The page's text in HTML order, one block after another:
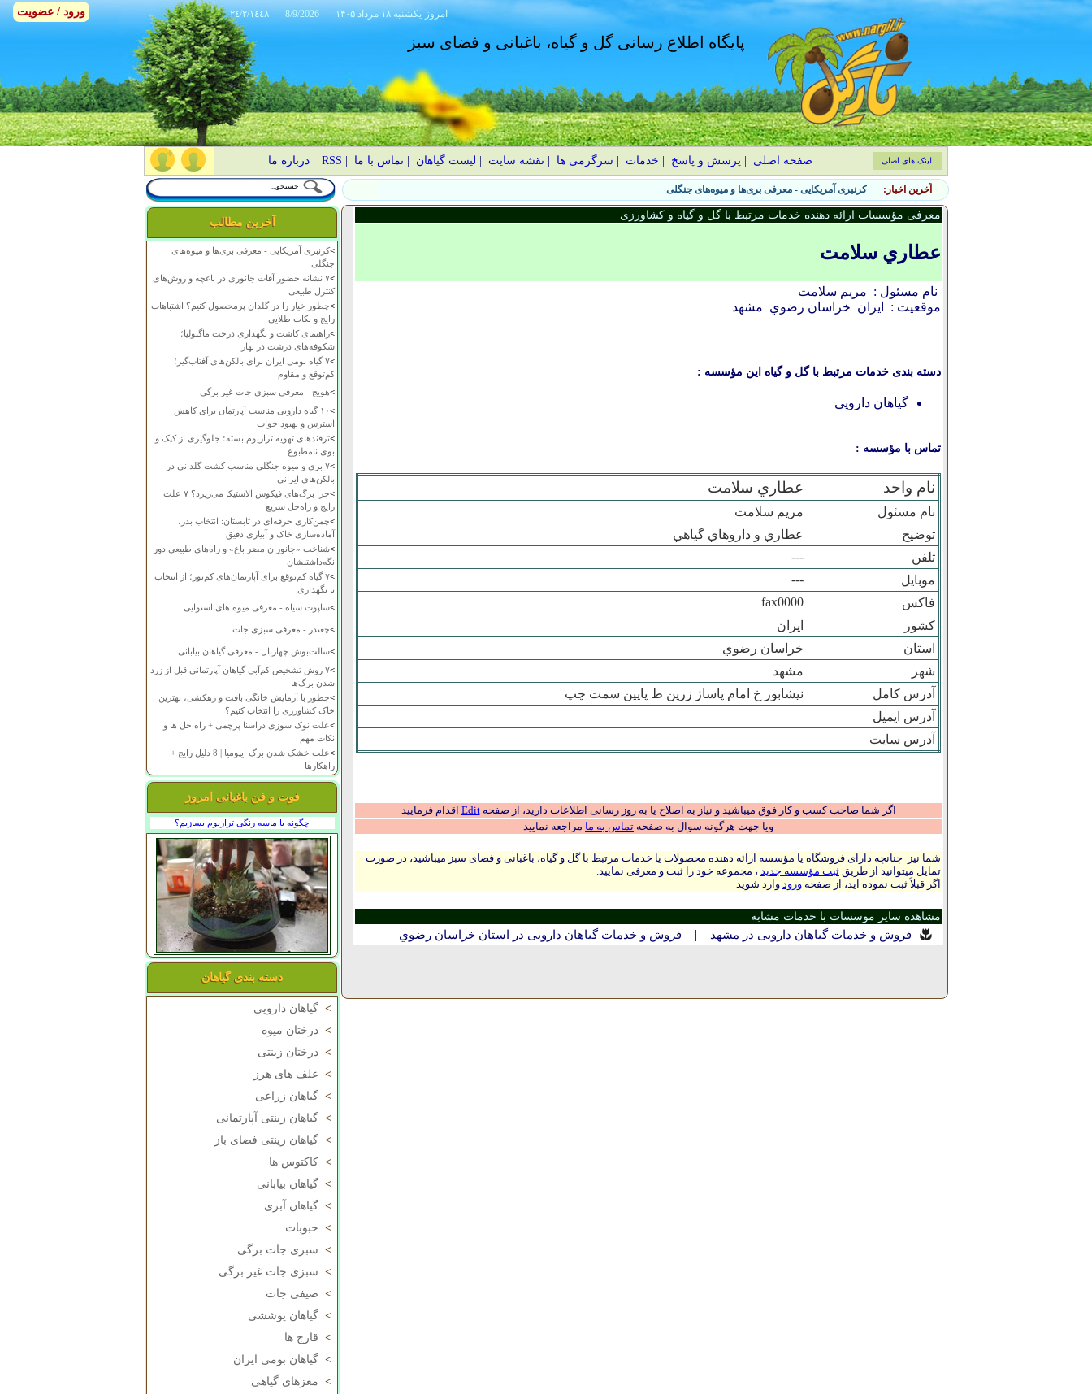
٢٤/٢/١٤٤٨ --- 8/9/2026 --- ۱۴۰۵ يکشنبه ۱۸ مرداد امروز
پایگاه اطلاع رسانی گل و گیاه، باغبانی و فضای سبز
صفحه اصلی پرسش و پاسخ خدمات سرگرمی ها نقشه سایت لیست گیاهان |تماس با ما RSS
|درباره ما لینک های اصلی
آخرین اخبار: ۷ نشانه حضور آفات جانوری در باغچه و روش‌های کنترل طبیعی
آخرین مطالب
>کرنبری آمریکایی - معرفی بری‌ها و میوه‌های
جنگلی
>
۷ نشانه حضور آفات جانوری در باغچه و روش‌های
کنترل طبیعی
>چطور خیار را در گلدان پرمحصول کنیم؟ اشتباهات
رایج و نکات طلایی
>راهنمای کاشت و نگهداری درخت ماگنولیا؛
شکوفه‌های درشت در بهار
>
۷ گیاه بومی ایران برای بالکن‌های آفتاب‌گیر؛
کم‌توقع و مقاوم
>هویج - معرفی سبزی جات غیر برگی
>
۱۰ گیاه دارویی مناسب آپارتمان برای کاهش
استرس و بهبود خواب
>ترفندهای تهویه تراریوم بسته؛ جلوگیری از کپک و
بوی نامطبوع
>
۷ بری و میوه جنگلی مناسب کشت گلدانی در
بالکن‌های ایرانی
>
چرا برگ‌های فیکوس الاستیکا می‌ریزد؟ ۷ علت
رایج و راه‌حل سریع
>چمن‌کاری حرفه‌ای در تابستان: انتخاب بذر،
آماده‌سازی خاک و آبیاری دقیق
>شناخت «جانوران مضر باغ» و راه‌های طبیعی دور
نگه‌داشتنشان
>
۷ گیاه کم‌توقع برای آپارتمان‌های کم‌نور؛ از انتخاب
تا نگهداری
>ساپوت سیاه - معرفی میوه های استوایی
>چغندر - معرفی سبزی جات
>سالت‌بوش چهاربال - معرفی گیاهان بیابانی
>
۷ روش تشخیص کم‌آبی گیاهان آپارتمانی قبل از زرد
شدن برگ‌ها
>چطور با آزمایش خانگی بافت و زهکشی، بهترین
خاک کشاورزی را انتخاب کنیم؟
>علت نوک سوزی دراسنا پرچمی + راه حل ها و
نکات مهم
>
علت خشک شدن برگ ایپومیا | 8 دلیل رایج +
راهکارها
فوت و فن باغبانی امروز
چگونه با ماسه رنگی تراریوم بسازیم؟
دسته بندی گیاهان
> گیاهان دارویی
> درختان میوه
> درختان زینتی
> علف های هرز
> گیاهان زراعی
> گیاهان زینتی آپارتمانی
> گیاهان زینتی فضای باز
> کاکتوس ها
> گیاهان بیابانی
> گیاهان آبزی
> حبوبات
> سبزی جات برگی
> سبزی جات غیر برگی
> صیفی جات
> گیاهان پوششی
> قارچ ها
> گیاهان بومی ایران
> مغزهای گیاهی
معرفی مؤسسات ارائه دهنده خدمات مرتبط با گل و گیاه و کشاورزی
عطاري سلامت
نام مسئول : مريم سلامت
موقعیت :
ایران خراسان رضوي مشهد
دسته بندی خدمات مرتبط با گل و گیاه این مؤسسه :
گیاهان دارویی
تماس با مؤسسه :
نام واحد عطاري سلامت
نام مسئول
مريم سلامت
توضیح
عطاري و داروهاي گياهي
تلفن
---
موبایل
---
فاکس
fax0000
کشور
ایران
استان
خراسان رضوي
شهر
مشهد
آدرس کامل
نيشابور خ امام پاساژ زرين ط پايين سمت چپ
آدرس ایمیل
آدرس سایت
اگر شما صاحب کسب و کار فوق میباشید و نیاز به اصلاح یا به روز رسانی اطلاعات دارید، از صفحهEdit اقدام فرمایید
ویا جهت هرگونه سوال به صفحه تماس به ما مراجعه نمایید
شما نیز چنانچه دارای فروشگاه یا مؤسسه ارائه دهنده محصولات یا خدمات مرتبط با گل و گیاه، باغبانی و فضای سبز میباشید، در صورت
تمایل میتوانید از طریق ثبت مؤسسه جدید ، مجموعه خود را ثبت و معرفی نمایید.
اگر قبلاً ثبت نموده اید، از صفحه ورود وارد شوید
مشاهده سایر موسسات با خدمات مشابه
فروش و خدمات گیاهان دارویی در مشهد | فروش و خدمات گیاهان دارویی در استان خراسان رضوي
ورود / عضویت